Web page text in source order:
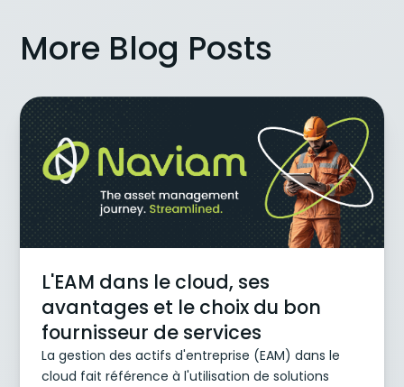
More Blog Posts
L'EAM dans le cloud, ses
avantages et le choix du bon
fournisseur de services
La gestion des actifs d'entreprise (EAM) dans le
cloud fait référence à l'utilisation de solutions